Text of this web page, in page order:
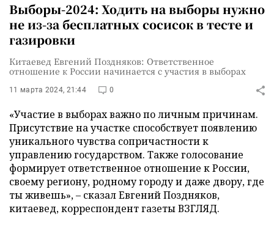
Выборы-2024: Ходить на выборы нужно
не из-за бесплатных сосисок в тесте и
газировки
Китаевед Евгений Поздняков: Ответственное
отношение к России начинается с участия в выборах
11 марта 2024, 21:44 0
«Участие в выборах важно по личным причинам.
Присутствие на участке способствует появлению
уникального чувства сопричастности к
управлению государством. Также голосование
формирует ответственное отношение к России,
своему региону, родному городу и даже двору, где
ты живешь», – сказал Евгений Поздняков,
китаевед, корреспондент газеты ВЗГЛЯД.